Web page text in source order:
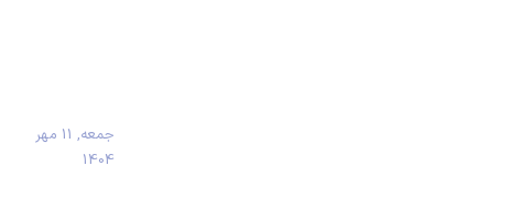
جمعه, 11 مهر
1404